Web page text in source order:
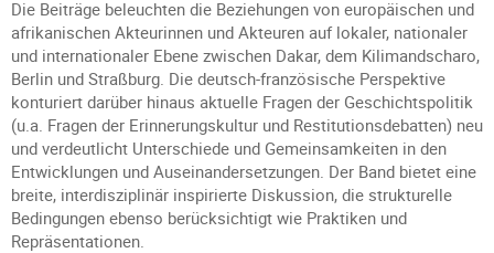
Die Beiträge beleuchten die Beziehungen von europäischen und
afrikanischen Akteurinnen und Akteuren auf lokaler, nationaler
und internationaler Ebene zwischen Dakar, dem Kilimandscharo,
Berlin und Straßburg. Die deutsch-französische Perspektive
konturiert darüber hinaus aktuelle Fragen der Geschichtspolitik
(u.a. Fragen der Erinnerungskultur und Restitutionsdebatten) neu
und verdeutlicht Unterschiede und Gemeinsamkeiten in den
Entwicklungen und Auseinandersetzungen. Der Band bietet eine
breite, interdisziplinär inspirierte Diskussion, die strukturelle
Bedingungen ebenso berücksichtigt wie Praktiken und
Repräsentationen.